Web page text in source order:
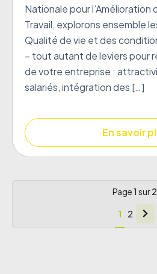
Nationale pour l’Amélioration
Travail, explorons ensemble
Qualité de vie et des
– tout autant de leviers pour
de votre entreprise :
salariés, intégration des […]
En savoir
Page1 sur2
1 2